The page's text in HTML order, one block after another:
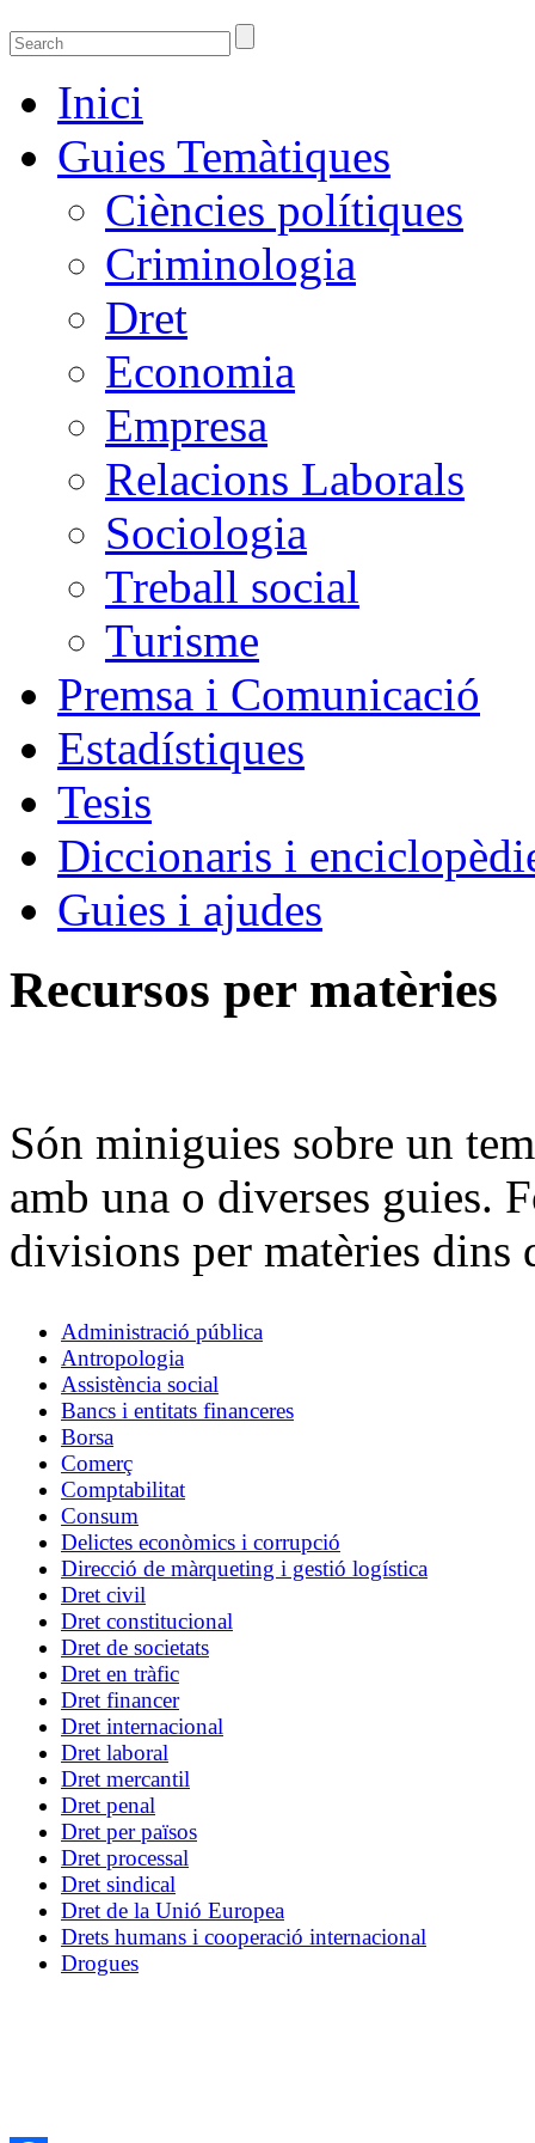
Guies temàtiques de la Biblioteca de
Guies temàtiques de Ciencies Socials, Jurídiques i econòmiques
Inici
Guies Temàtiques
Ciències polítiques
Criminologia
Dret
Economia
Empresa
Relacions Laborals
Sociologia
Treball social
Turisme
Premsa i Comunicació
Estadístiques
Tesis
Diccionaris i
Guies i ajudes
Recursos per matèries
Són miniguies sobre un
amb una o diverses guies.
divisions per matèries dins
Administració pública
Antropologia
Assistència social
Bancs i entitats financeres
Borsa
Comerç
Comptabilitat
Consum
Delictes econòmics i corrupció
Direcció de màrqueting i gestió logística
Dret civil
Dret constitucional
Dret de societats
Dret en tràfic
Dret financer
Dret internacional
Dret laboral
Dret mercantil
Dret penal
Dret per països
Dret processal
Dret sindical
Dret de la Unió Europea
Drets humans i cooperació internacional
Drogues